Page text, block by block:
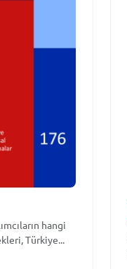
hangi
Türkiye...